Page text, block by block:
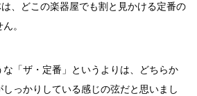
、どこの楽器屋でも割と見かける定番の
。
な「ザ・定番」というよりは、どちらか
っかりしている感じの弦だと思いまし